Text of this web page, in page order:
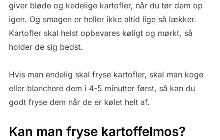
giver bløde og kedelige kartofler, når du tør dem op
igen. Og smagen er heller ikke altid lige så lækker.
Kartofler skal helst opbevares køligt og mørkt, så
holder de sig bedst.
Hvis man endelig skal fryse kartofler, skal man koge
eller blanchere dem i 4-5 minutter først, så kan du
godt fryse dem når de er kølet helt af.
Kan man fryse kartoffelmos?